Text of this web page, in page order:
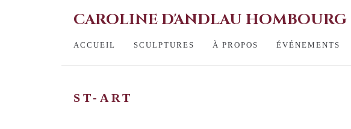
CAROLINE D'ANDLAU HOMBOURG
ACCUEIL SCULPTURES À PROPOS ÉVÉNEMENTS
ST-ART